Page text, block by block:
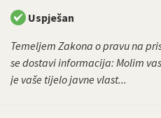
Uspješan
Temeljem Zakona o pravu na
se dostavi informacija: Molim
je vaše tijelo javne vlast...